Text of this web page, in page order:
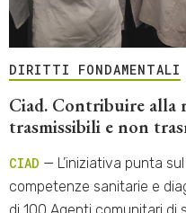
DIRITTI FONDAMENTALI
Ciad. Contribuire alla
trasmissibili e non
CIAD — L’iniziativa punta
competenze sanitarie e